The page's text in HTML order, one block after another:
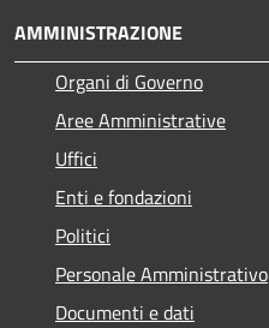
AMMINISTRAZIONE
Organi di Governo
Aree Amministrative
Uffici
Enti e fondazioni
Politici
Personale Amministrativo
Documenti e dati